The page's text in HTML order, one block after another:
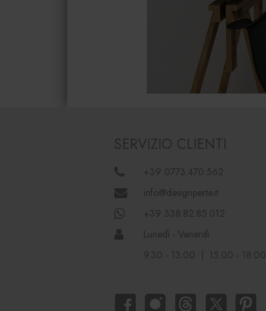
SERVIZIO CLIENTI
+39 0773.470.562
info@designperte.it
+39 338.82.85.012
Lunedì - Venerdì
9.30 - 13.00 | 15.00 - 18.00